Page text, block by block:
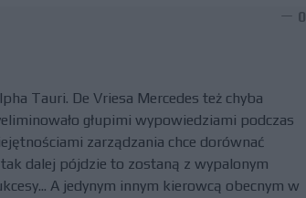
0
Tauri. De Vriesa Mercedes też chyba
głupimi wypowiedziami podczas
zarządzania chce dorównać
dalej pójdzie to zostaną z wypalonym
A jedynym innym kierowcą obecnym w